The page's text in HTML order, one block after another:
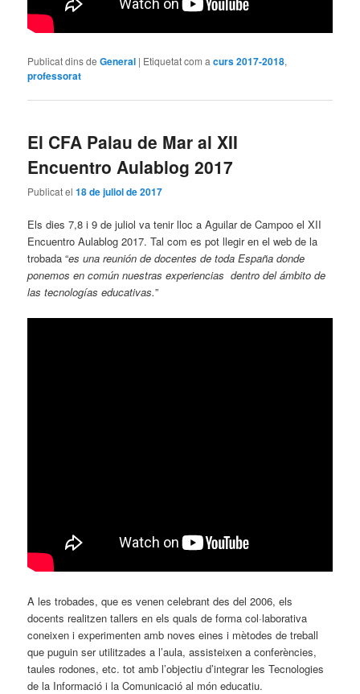
Publicat dins de General | Etiquetat com a curs 2017-2018,
professorat
El CFA Palau de Mar al XII
Encuentro Aulablog 2017
Publicat el18 de juliol de 2017
Els dies 7,8 i 9 de juliol va tenir lloc a Aguilar de Campoo el XII
Encuentro Aulablog 2017. Tal com es pot llegir en el web de la
trobada “es una reunión de docentes de toda España donde
ponemos en común nuestras experiencias dentro del ámbito de
las tecnologías educativas.”
A les trobades, que es venen celebrant des del 2006, els
docents realitzen tallers en els quals de forma col·laborativa
coneixen i experimenten amb noves eines i mètodes de treball
que puguin ser utilitzades a l’aula, assisteixen a conferències,
taules rodones, etc. tot amb l’objectiu d’integrar les Tecnologies
de la Informació i la Comunicació al món educatiu.